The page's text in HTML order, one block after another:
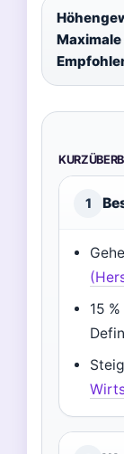
1
15